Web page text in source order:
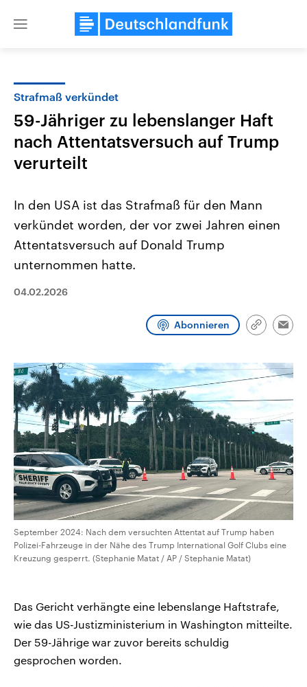
Close
USA
Aktuelle Beiträge, Analysen und
Hintergründe
Wirtschaftlich und militärisch
den mächtigsten Ländern der Erde,
Nahostkonflikt
Aktuelle Lage und
Diese wird wie die
Libanon vom Iran
Audio-Archiv
Strafmaß verkündet
59-Jähriger zu lebenslanger Haft
nach Attentatsversuch auf Trump
verurteilt
In den USA ist das Strafmaß für den Mann
verkündet worden, der vor zwei Jahren einen
Attentatsversuch auf Donald Trump
unternommen hatte.
04.02.2026
Abonnieren
Link
September 2024: Nach dem versuchten Attentat auf Trump haben
Polizei-Fahrzeuge in der Nähe des Trump International Golf Clubs eine
Kreuzung gesperrt. (Stephanie Matat / AP / Stephanie Matat)
Das Gericht verhängte eine lebenslange Haftstrafe,
wie das US-Justizministerium in Washington mitteilte.
Der 59-Jährige war zuvor bereits schuldig
gesprochen worden.